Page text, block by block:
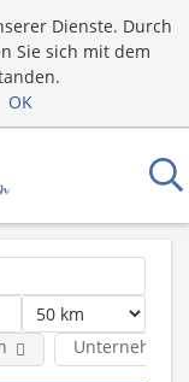
Dienste. Durch
Sie sich mit dem
OK
Unternehmen